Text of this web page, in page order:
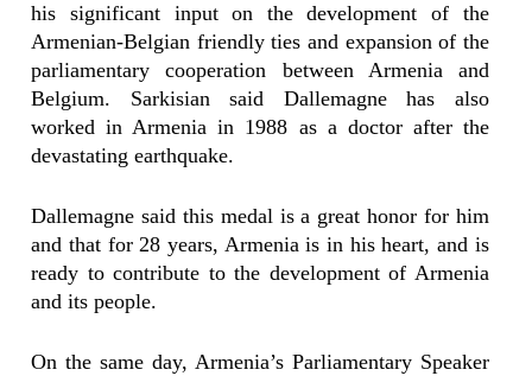
his significant input on the development of the
Armenian-Belgian friendly ties and expansion of the
parliamentary cooperation between Armenia and
Belgium. Sarkisian said Dallemagne has also
worked in Armenia in 1988 as a doctor after the
devastating earthquake.
Dallemagne said this medal is a great honor for him
and that for 28 years, Armenia is in his heart, and is
ready to contribute to the development of Armenia
and its people.
On the same day, Armenia’s Parliamentary Speaker